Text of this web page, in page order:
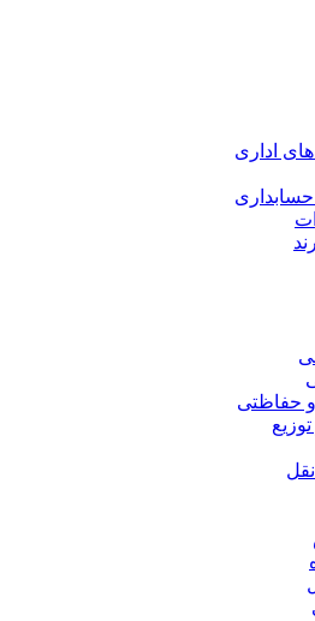
اداری
حفاظتی